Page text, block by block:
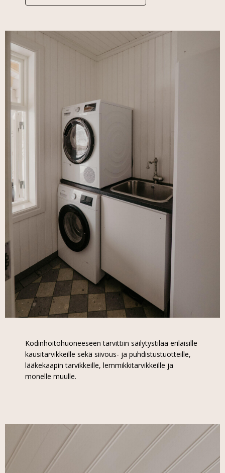
Kodinhoitohuoneeseen tarvittiin säilytystilaa erilaisille
kausitarvikkeille sekä siivous- ja puhdistustuotteille,
lääkekaapin tarvikkeille, lemmikkitarvikkeille ja
monelle muulle.